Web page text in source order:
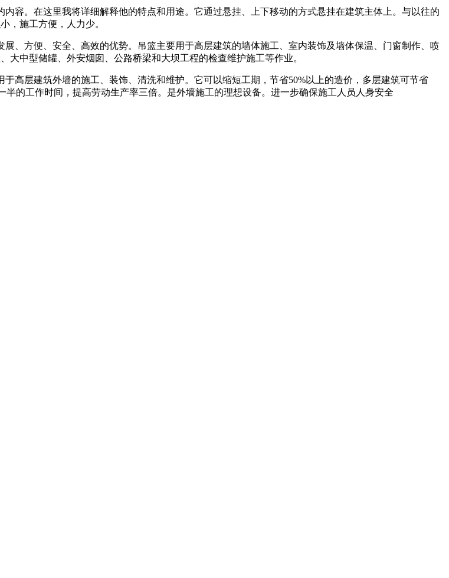
。在这里我将详细解释他的特点和用途。它通过悬挂、上下移动的方式悬挂在建筑主体上。与以往的
，施工方便，人力少。
方便、安全、高效的优势。吊篮主要用于高层建筑的墙体施工、室内装饰及墙体保温、门窗制作、喷
中型储罐、外安烟囱、公路桥梁和大坝工程的检查维护施工等作业。
层建筑外墙的施工、装饰、清洗和维护。它可以缩短工期，节省50%以上的造价，多层建筑可节省
的工作时间，提高劳动生产率三倍。是外墙施工的理想设备。进一步确保施工人员人身安全